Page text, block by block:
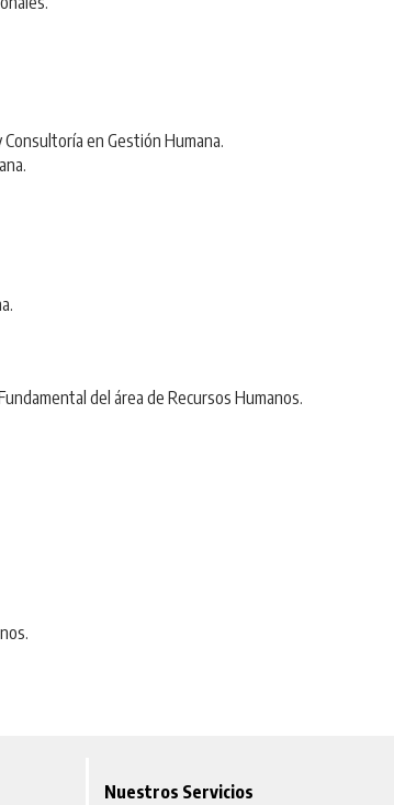
en Gestión Humana.
del área de Recursos Humanos.
Nuestros Servicios